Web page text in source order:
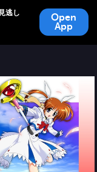
逃し
Open
App